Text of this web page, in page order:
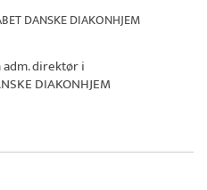
DANSKE DIAKONHJEM
direktør i
DIAKONHJEM